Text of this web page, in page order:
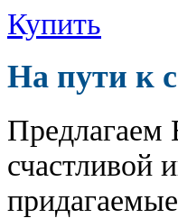
Купить
На пути к
Предлагаем
счастливой